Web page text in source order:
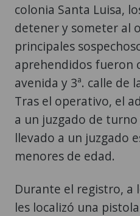
colonia Santa Luisa,
detener y someter al
principales
aprehendidos fueron
avenida y 3ª. calle de
Tras el operativo, el
a un juzgado de
llevado a un juzgado
menores de edad.
Durante el registro, a
les localizó una